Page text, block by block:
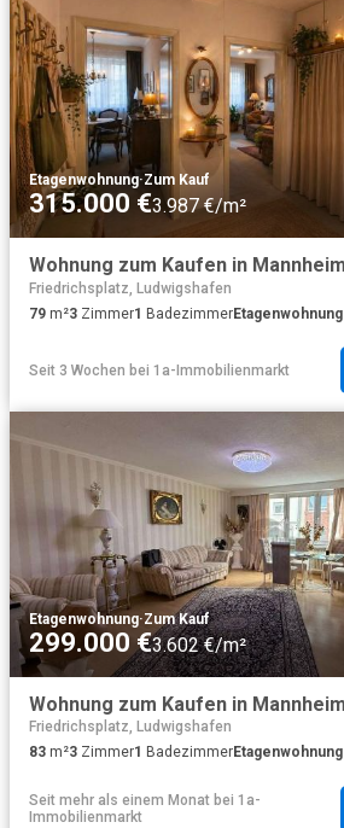
Etagenwohnung·Zum Kauf
315.000 €3.987 €/m²
Friedrichsplatz, Ludwigshafen
79 m²3 Zimmer1 BadezimmerEtagenwohnung
Seit 3 Wochen bei 1a-Immobilienmarkt
Etagenwohnung·Zum Kauf
299.000 €3.602 €/m²
Friedrichsplatz, Ludwigshafen
83 m²3 Zimmer1 BadezimmerEtagenwohnung
Seit mehr als einem Monat bei 1a-
Immobilienmarkt